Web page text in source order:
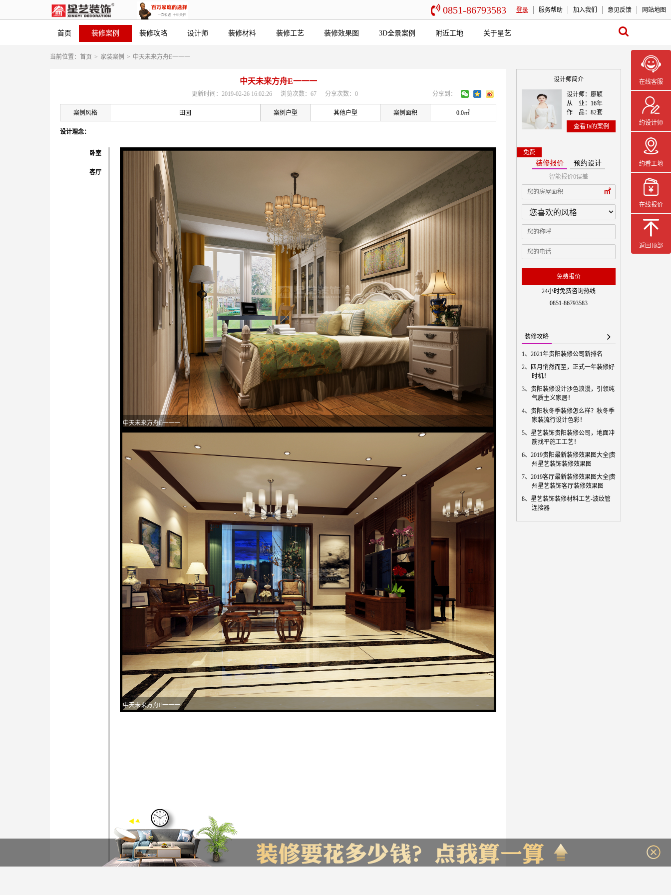
0851-86793583 登录 服务帮助 加入我们 意见反馈 网站地图
首页 装修案例 装修攻略 设计师 装修材料 装修工艺 装修效果图 3D全景案例 附近工地 关于星艺
在线客服
约设计师
约看工地
在线报价
返回顶部
当前位置： 首页 > 家装案例 > 中天未来方舟E一一一
中天未来方舟E一一一
更新时间：2019-02-26 16:02:26 浏览次数：67 分享次数：0 分享到：
案例风格 田园 案例户型 其他户型 案例面积 0.0㎡
设计理念：
卧室
客厅
中天未来方舟E一一一
中天未来方舟E一一一
设计师简介
设计师：廖颖
从 业：16年
作 品：82套
查看Ta的案例
免费
装修报价 预约设计
智能报价0误差
㎡
免费报价
本案设计师
免费预
24小时免费咨询热线
0851-86793583
装修攻略
1、 2021年贵阳装修公司新排名
2、
四月悄然而至，正式一年装修好
时机！
3、 贵阳装修设计沙色浪漫，引领纯
气质主义家居！
4、 贵阳秋冬季装修怎么样？秋冬季
家装流行设计色彩！
5、 星艺装饰贵阳装修公司，地面冲
筋找平施工工艺！
6、 2019贵阳最新装修效果图大全|贵
州星艺装饰装修效果图
7、 2019客厅最新装修效果图大全|贵
州星艺装饰客厅装修效果图
8、 星艺装饰装修材料工艺-波纹管
连接器